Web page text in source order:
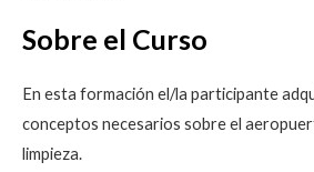
Sobre el Curso
En esta formación el/la participante
conceptos necesarios sobre el
limpieza.